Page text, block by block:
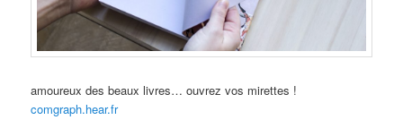
amoureux des beaux livres… ouvrez vos mirettes !
comgraph.hear.fr